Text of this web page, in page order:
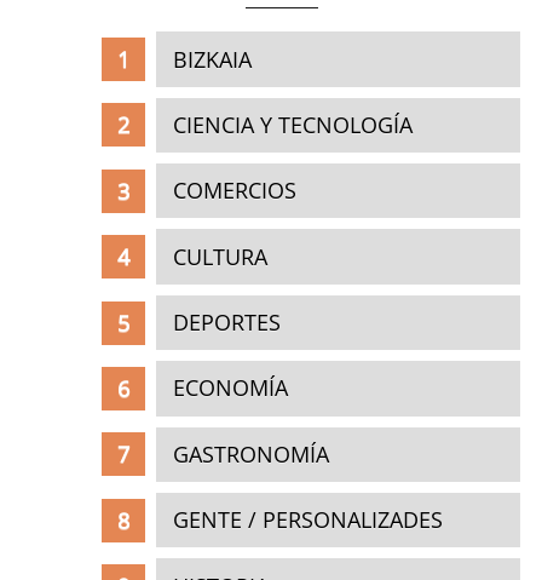
BIZKAIA
CIENCIA Y TECNOLOGÍA
COMERCIOS
CULTURA
DEPORTES
ECONOMÍA
GASTRONOMÍA
GENTE / PERSONALIZADES